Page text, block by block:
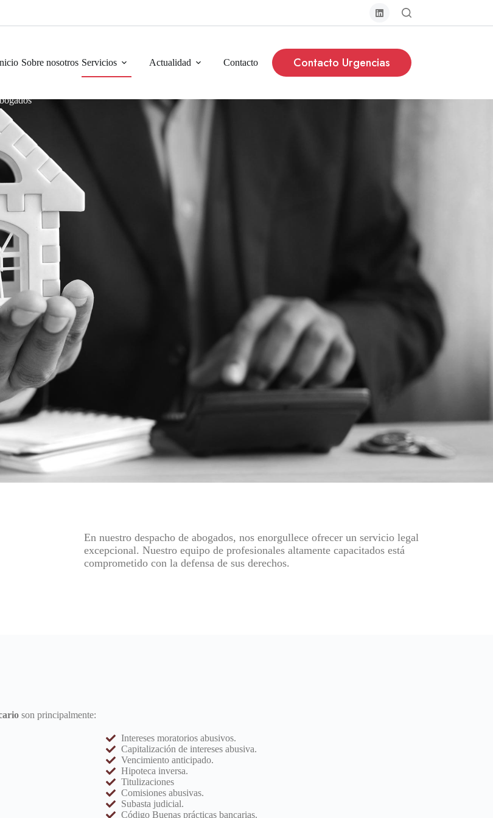
Sobre nosotros Servicios Actualidad Contacto Contacto Urgencias
En nuestro despacho de abogados, nos enorgullece ofrecer un servicio legal
excepcional. Nuestro equipo de profesionales altamente capacitados está
comprometido con la defensa de sus derechos.
son principalmente:
Intereses moratorios abusivos.
Capitalización de intereses abusiva.
Vencimiento anticipado.
Hipoteca inversa.
Titulizaciones
Comisiones abusivas.
Subasta judicial.
Código Buenas prácticas bancarias.